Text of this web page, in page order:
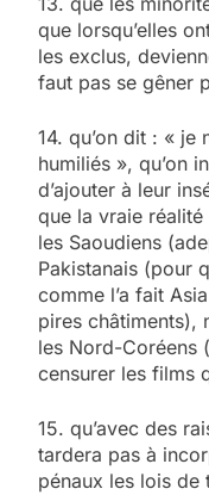
que lorsqu’elles
les exclus,
faut pas se gêner
14. qu’on dit : « je
humiliés », qu’on
d’ajouter à leur
que la vraie réalité
les Saoudiens
Pakistanais (pour
comme l’a fait
pires châtiments),
les Nord-Coréens
censurer les films
15. qu’avec des
tardera pas à
pénaux les lois de